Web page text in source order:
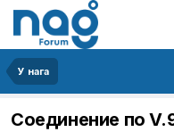
У нага
Соединение по